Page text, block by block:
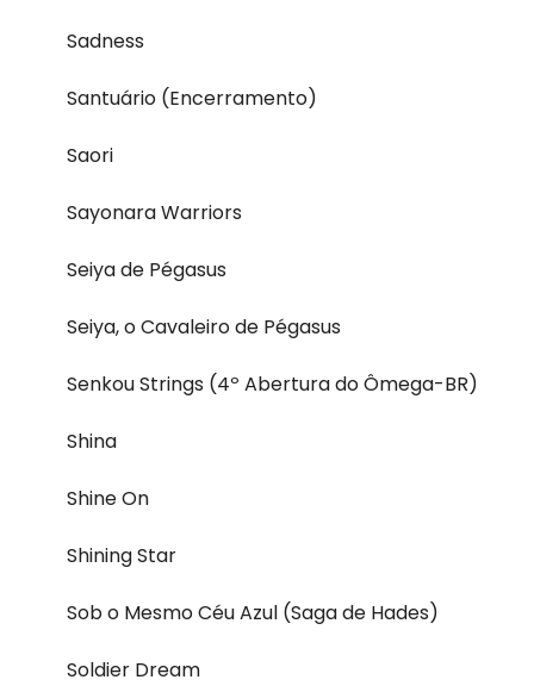
Sadness
Santuário (Encerramento)
Saori
Sayonara Warriors
Seiya de Pégasus
Seiya, o Cavaleiro de Pégasus
Senkou Strings (4º Abertura do Ômega-BR)
Shina
Shine On
Shining Star
Sob o Mesmo Céu Azul (Saga de Hades)
Soldier Dream